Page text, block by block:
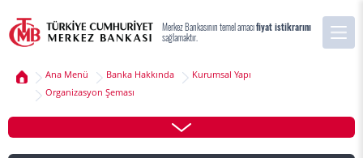
Merkez Bankasının temel amacıfiyat istikrarını
sağlamaktır.
Ana Menü Banka Hakkında
Kurumsal Yapı
Organizasyon Şeması